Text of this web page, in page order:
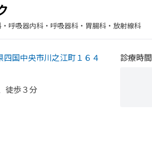
呼吸器内科・​呼吸器科・​胃腸科・​放射線科
四国中央市川之江町１６４
徒歩３分
診療時間